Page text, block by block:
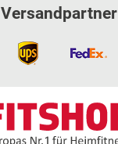
Versandpartner